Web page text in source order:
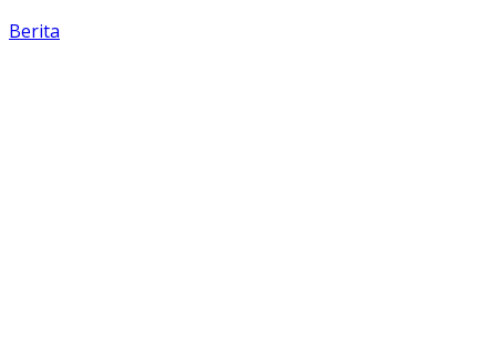
Berita